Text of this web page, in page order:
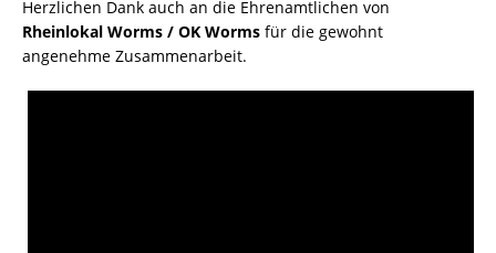
Herzlichen Dank auch an die Ehrenamtlichen von
Rheinlokal Worms / OK Worms für die gewohnt
angenehme Zusammenarbeit.